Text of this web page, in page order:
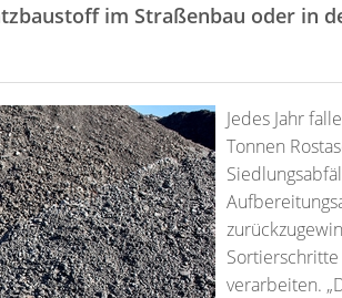
im Straßenbau oder in
Jedes Jahr
Tonnen
verarbeiten.